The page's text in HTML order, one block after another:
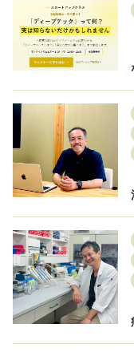
環境エネルギー
転職者インタビュー